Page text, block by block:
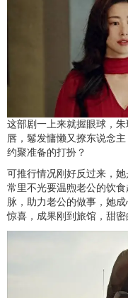
这部剧一上来就握眼球，
唇，鬈发慵懒又撩东说念
约聚准备的打扮？
可推行情况刚好反过来，
常里不光要温煦老公的饮
脉，助力老公的做事，她
惊喜，成果刚到旅馆，甜密